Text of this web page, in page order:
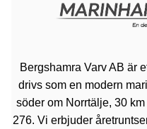
Bergshamra Varv AB är
drivs som en modern
söder om Norrtälje, 30
276. Vi erbjuder